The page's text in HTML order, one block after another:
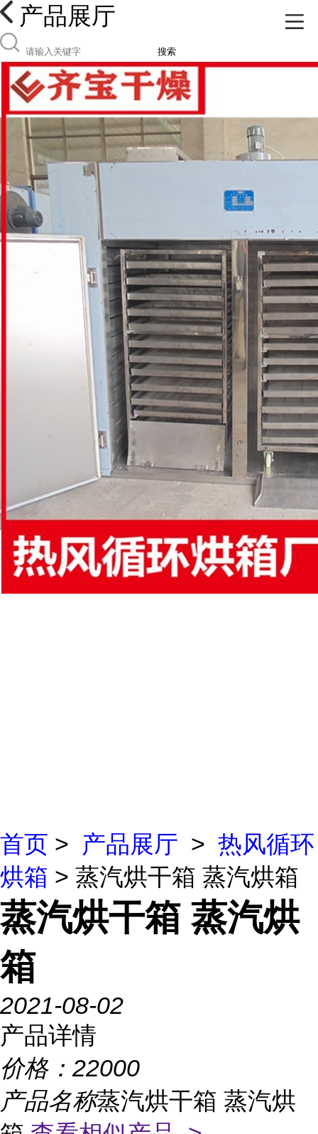
产品展厅
搜索
首页 > 产品展厅 > 热风循环
烘箱 > 蒸汽烘干箱 蒸汽烘箱
蒸汽烘干箱 蒸汽烘
箱
2021-08-02
产品详情
价格： 22000
产品名称蒸汽烘干箱 蒸汽烘